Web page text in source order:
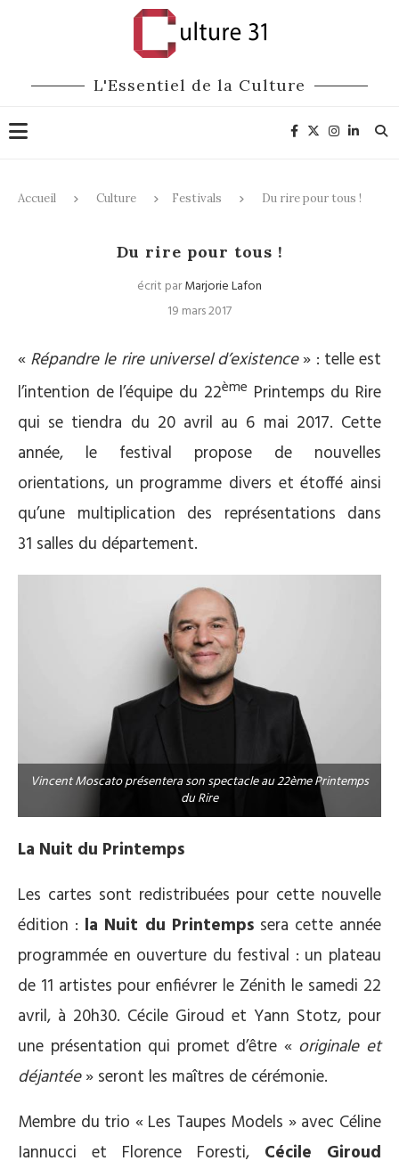
L'Essentiel de la Culture
Accueil Culture Festivals Du rire pour tous !
Du rire pour tous !
écrit parMarjorie Lafon
19 mars 2017
« Répandre le rire universel d’existence» : telle est
l’intention de l’équipe du 22ème Printemps du Rire
qui se tiendra du 20 avril au 6 mai 2017. Cette
année, le festival propose de nouvelles
orientations, un programme divers et étoffé ainsi
qu’une multiplication des représentations dans
31 salles du département.
Vincent Moscato présentera son spectacle au 22ème Printemps
du Rire
La Nuit du Printemps
Les cartes sont redistribuées pour cette nouvelle
édition : la Nuit du Printempssera cette année
programmée en ouverture du festival : un plateau
de 11 artistes pour enfiévrer le Zénith le samedi 22
avril, à 20h30. Cécile Giroud et Yann Stotz, pour
une présentation qui promet d’être « originale et
déjantée» seront les maîtres de cérémonie.
Membre du trio « Les Taupes Models » avec Céline
Iannucci et Florence Foresti, Cécile Giroud